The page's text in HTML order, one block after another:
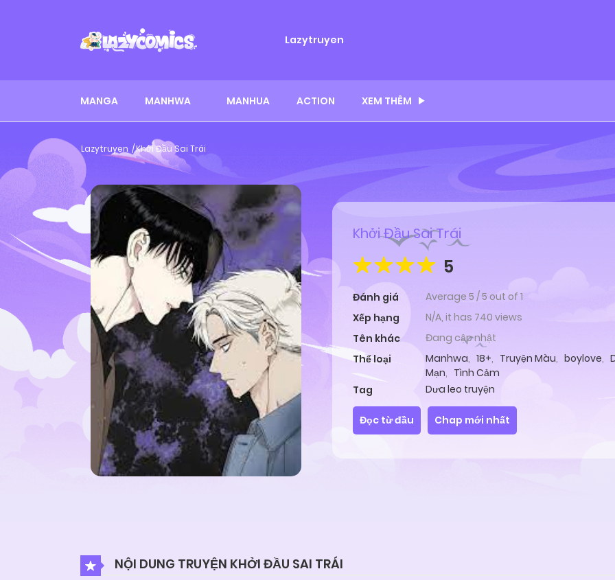
Lazytruyen
MANGA MANHWA MANHUA ACTION XEM THÊM
Lazytruyen Khởi Đầu Sai Trái
Khởi Đầu Sai Trái
5
Đánh giá Average 5 /5 out of 1
Xếp hạng
N/A, it has 740 views
Tên khác
Đang cập nhật
Thể loại
Manhwa, 18+, Truyện Màu, boylove,
Mạn, Tình Cảm
Tag
Dưa leo truyện
Đọc từ đầu Chap mới nhất
NỘI DUNG TRUYỆN KHỞI ĐẦU SAI TRÁI